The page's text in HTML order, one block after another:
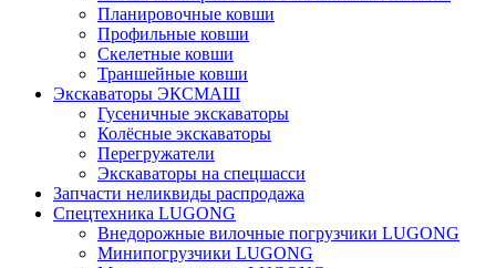
Планировочные ковши
Профильные ковши
Скелетные ковши
Траншейные ковши
Экскаваторы ЭКСМАШ
Гусеничные экскаваторы
Колёсные экскаваторы
Перегружатели
Экскаваторы на спецшасси
Запчасти неликвиды распродажа
Спецтехника LUGONG
Внедорожные вилочные погрузчики LUGONG
Минипогрузчики LUGONG